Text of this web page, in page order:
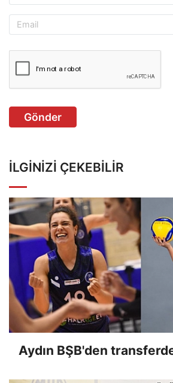
Gönder
İLGINIZI ÇEKEBILIR
Aydın BŞB'den